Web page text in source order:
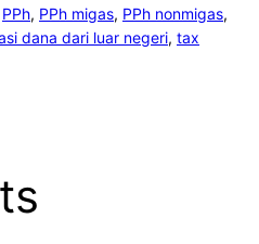
PPh, PPh migas, PPh nonmigas
dana dari luar negeri, tax